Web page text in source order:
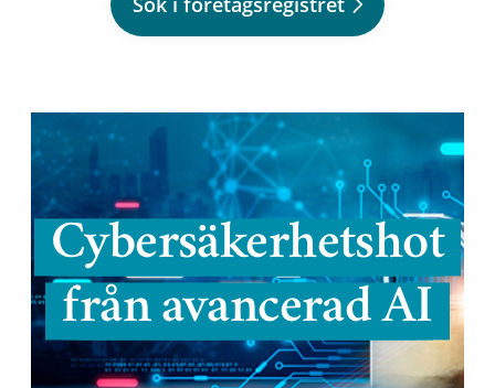
Cybersäkerhetshot
från avancerad AI